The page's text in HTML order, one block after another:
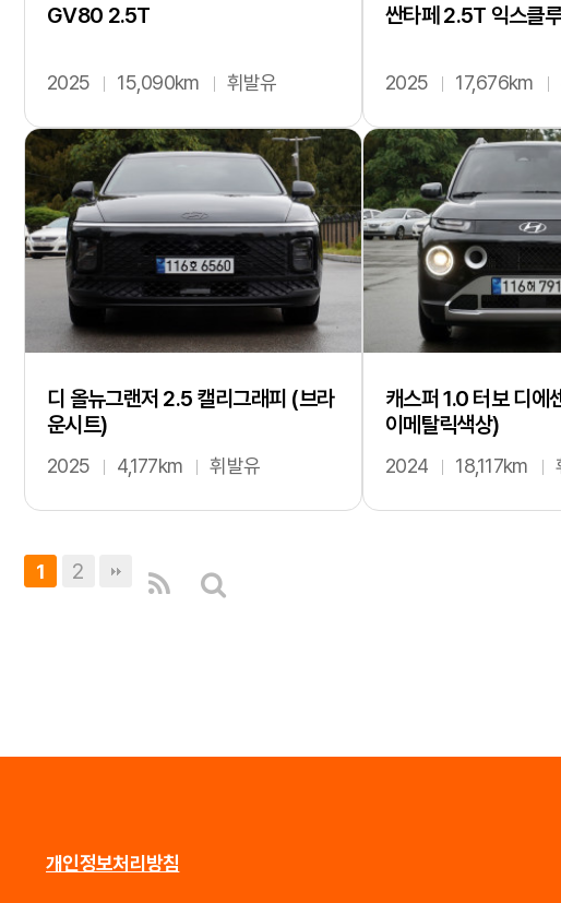
GV80 2.5T
2025 15,090km 휘발유
싼타페 2.5T 익스클
2025 17,676km
디 올뉴그랜저 2.5 캘리그래피 (브라
운시트)
2025 4,177km 휘발유
캐스퍼 1.0 터보 디에
이메탈릭색상)
2024 18,117km
1 2
개인정보처리방침